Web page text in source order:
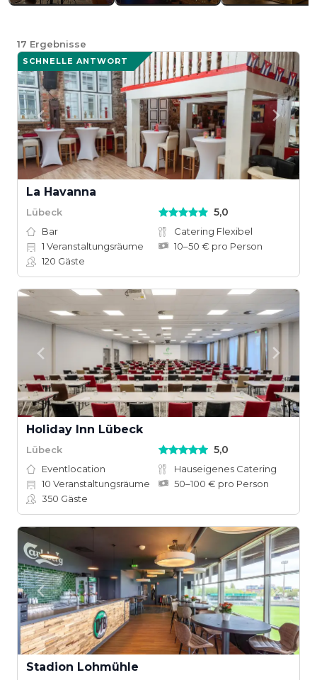
17 Ergebnisse
SCHNELLE ANTWORT
La Havanna
Lübeck 5,0
Bar
Catering Flexibel
1 Veranstaltungsräume
10–50 € pro Person
120 Gäste
Holiday Inn Lübeck
Lübeck 5,0
Eventlocation
Hauseigenes Catering
10 Veranstaltungsräume
50–100 € pro Person
350 Gäste
Stadion Lohmühle